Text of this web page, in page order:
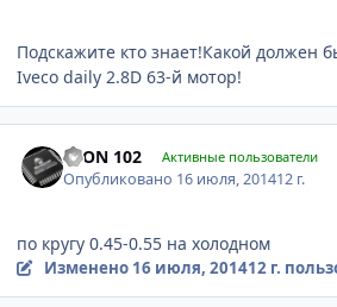
Подскажите кто знает!Какой должен
Iveco daily 2.8D 63-й мотор!
LeON 102 Активные пользователи
Опубликовано 16 июля, 201412 г.
по кругу 0.45-0.55 на холодном
Изменено 16 июля, 201412 г.